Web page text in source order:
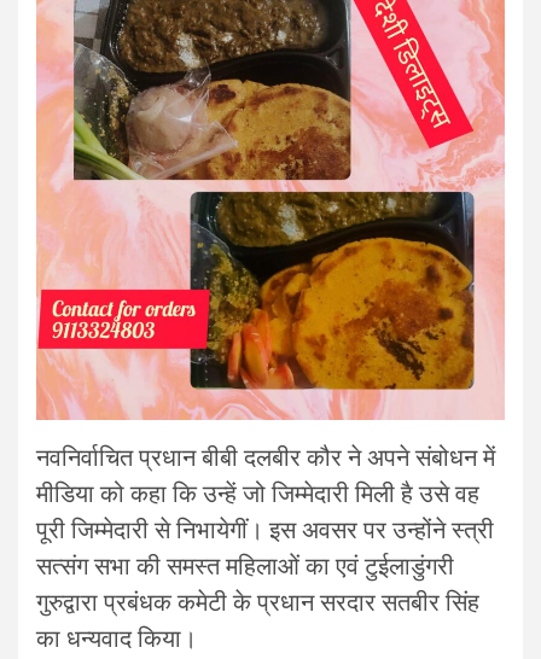
नवनिर्वाचित प्रधान बीबी दलबीर कौर ने अपने संबोधन में
मीडिया को कहा कि उन्हें जो जिम्मेदारी मिली है उसे वह
पूरी जिम्मेदारी से निभायेगीं। इस अवसर पर उन्होंने स्त्री
सत्संग सभा की समस्त महिलाओं का एवं टुईलाडुंगरी
गुरुद्वारा प्रबंधक कमेटी के प्रधान सरदार सतबीर सिंह
का धन्यवाद किया।